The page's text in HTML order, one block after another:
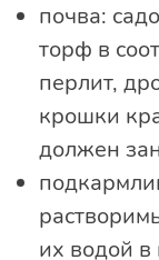
почва:
торф в
перлит,
крошки
должен
их водой